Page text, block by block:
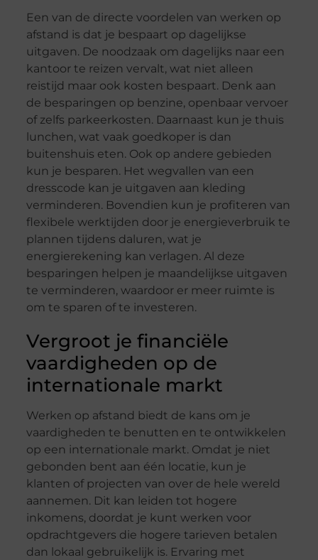
Een van de directe voordelen van werken op
afstand is dat je bespaart op dagelijkse
uitgaven. De noodzaak om dagelijks naar een
kantoor te reizen vervalt, wat niet alleen
reistijd maar ook kosten bespaart. Denk aan
de besparingen op benzine, openbaar vervoer
of zelfs parkeerkosten. Daarnaast kun je thuis
lunchen, wat vaak goedkoper is dan
buitenshuis eten. Ook op andere gebieden
kun je besparen. Het wegvallen van een
dresscode kan je uitgaven aan kleding
verminderen. Bovendien kun je profiteren van
flexibele werktijden door je energieverbruik te
plannen tijdens daluren, wat je
energierekening kan verlagen. Al deze
besparingen helpen je maandelijkse uitgaven
te verminderen, waardoor er meer ruimte is
om te sparen of te investeren.
Vergroot je financiële
vaardigheden op de
internationale markt
Werken op afstand biedt de kans om je
vaardigheden te benutten en te ontwikkelen
op een internationale markt. Omdat je niet
gebonden bent aan één locatie, kun je
klanten of projecten van over de hele wereld
aannemen. Dit kan leiden tot hogere
inkomens, doordat je kunt werken voor
opdrachtgevers die hogere tarieven betalen
dan lokaal gebruikelijk is. Ervaring met